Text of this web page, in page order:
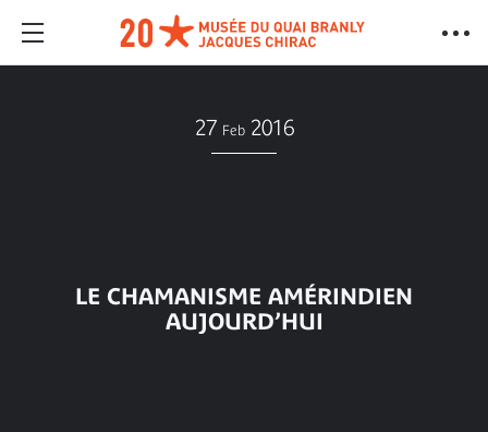
27 Feb 2016
LE CHAMANISME AMÉRINDIEN
AUJOURD’HUI